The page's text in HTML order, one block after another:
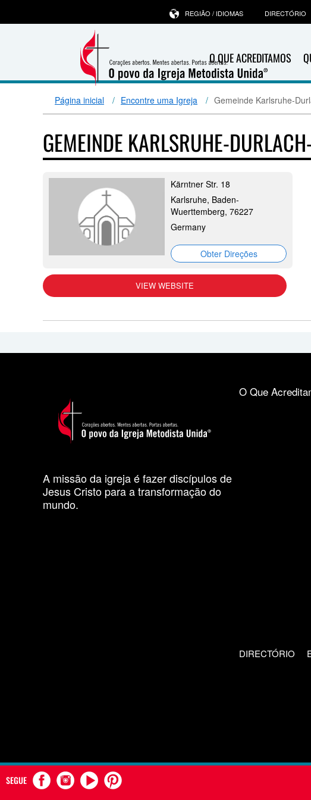
O QUE ACREDITAMOS
REGIÃO / IDIOMAS DIRECTÓRIO
Página inicial Encontre uma Igreja Gemeinde Karlsruhe-
GEMEINDE KARLSRUHE-
Kärntner Str. 18
Karlsruhe, Baden-
Wuerttemberg, 76227
Germany
Obter Direções
VIEW WEBSITE
A missão da igreja é fazer discípulos de
Jesus Cristo para a transformação do
mundo.
O Que
DIRECTÓRIO
SEGUE